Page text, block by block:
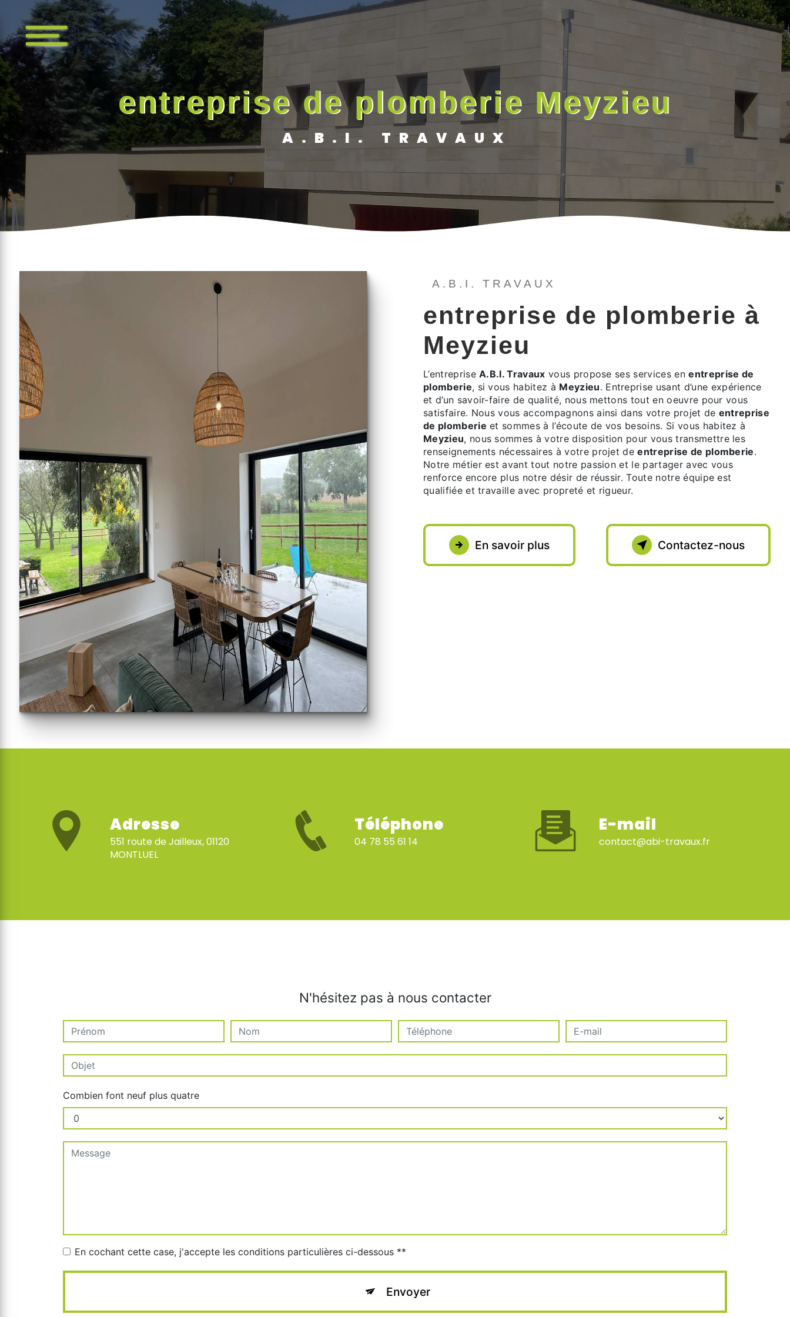
entreprise de plomberie Meyzieu
A.B.I. TRAVAUX
A.B.I. TRAVAUX
entreprise de plomberie à
Meyzieu
L’entrepriseA.B.I. Travaux vous propose ses services enentreprise de
plomberie, si vous habitez à Meyzieu. Entreprise usant d’une expérience
et d’un savoir-faire de qualité, nous mettons tout en oeuvre pour vous
satisfaire. Nous vous accompagnons ainsi dans votre projet de entreprise
de plomberie et sommes à l’écoute de vos besoins. Si vous habitez à
Meyzieu, nous sommes à votre disposition pour vous transmettre les
renseignements nécessaires à votre projet deentreprise de plomberie.
Notre métier est avant tout notre passion et le partager avec vous
renforce encore plus notre désir de réussir. Toute notre équipe est
qualifiée et travaille avec propreté et rigueur.
En savoir plus Contactez-nous
Adresse
551 route de Jailleux, 01120
MONTLUEL
Téléphone
04 78 55 61 14
E-mail
contact@abi-travaux.fr
N'hésitez pas à nous contacter
Combien font neuf plus quatre
En cochant cette case, j'accepte les conditions particulières ci-dessous **
Envoyer
Panneau de gestion des cookies